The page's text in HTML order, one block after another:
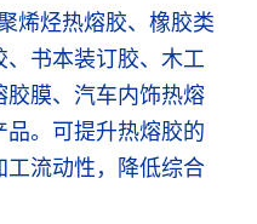
烯烃热熔胶、橡胶类
书本装订胶、木工
胶膜、汽车内饰热熔
。可提升热熔胶的
流动性，降低综合